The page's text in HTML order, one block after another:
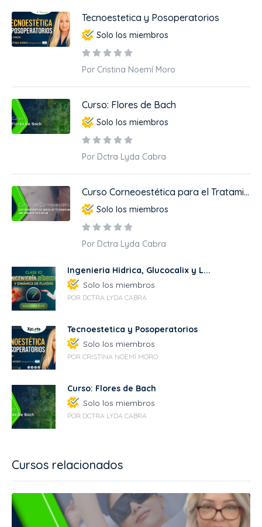
Cursos relacionados
Tecnoestetica y Posoperatorios
Solo los miembros
Por Cristina Noemí Moro
Curso: Flores de Bach
Solo los miembros
Por Dctra Lyda Cabra
Curso Corneoestética para el Tratami...
Solo los miembros
Por Dctra Lyda Cabra
Ingenieria Hidrica, Glucocalix y L...
Solo los miembros
POR DCTRA LYDA CABRA
Tecnoestetica y Posoperatorios
Solo los miembros
POR CRISTINA NOEMÍ MORO
Curso: Flores de Bach
Solo los miembros
POR DCTRA LYDA CABRA